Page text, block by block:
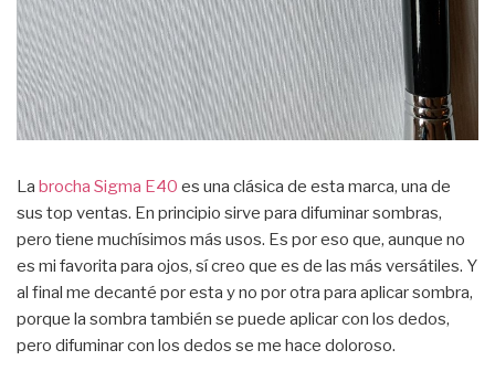
La brocha Sigma E40 es una clásica de esta marca, una de
sus top ventas. En principio sirve para difuminar sombras,
pero tiene muchísimos más usos. Es por eso que, aunque no
es mi favorita para ojos, sí creo que es de las más versátiles. Y
al final me decanté por esta y no por otra para aplicar sombra,
porque la sombra también se puede aplicar con los dedos,
pero difuminar con los dedos se me hace doloroso.